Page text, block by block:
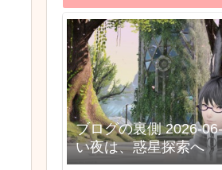
ブログの裏側 2026-
い夜は、惑星探索へ